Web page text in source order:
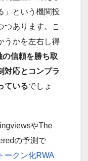
」という機関投
つあります。こ
うかを左右し得
信頼を勝ち取
対応とコンプラ
ているでしょ
やThe
の予測で
ークン化RWA